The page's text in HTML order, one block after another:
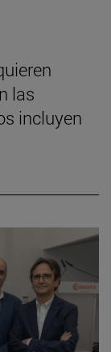
las
incluyen